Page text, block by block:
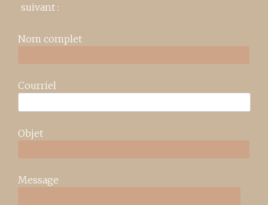
suivant :
Nom complet
Courriel
Objet
Message